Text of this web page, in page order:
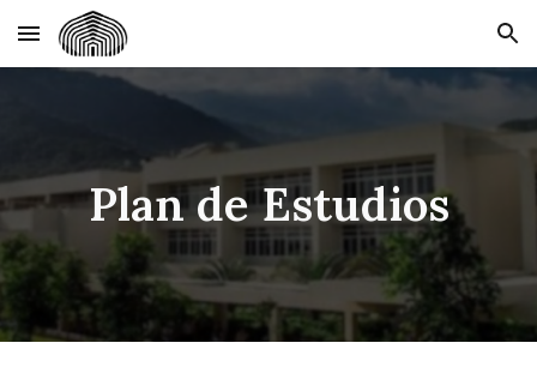
Skip to main content Skip to navigation
Plan de Estudios